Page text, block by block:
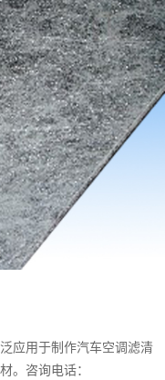
应用于制作汽车空调滤清
。咨询电话：